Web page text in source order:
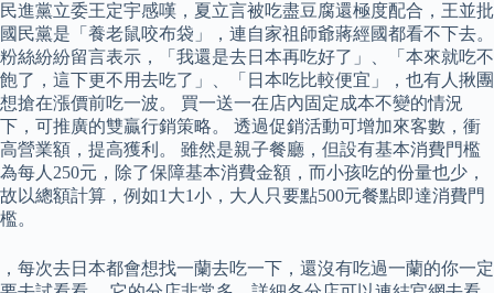
民進黨立委王定宇感嘆，夏立言被吃盡豆腐還極度配合，王並批
國民黨是「養老鼠咬布袋」，連自家祖師爺蔣經國都看不下去。
粉絲紛紛留言表示，「我還是去日本再吃好了」、「本來就吃不
飽了，這下更不用去吃了」、「日本吃比較便宜」，也有人揪團
想搶在漲價前吃一波。 買一送一在店內固定成本不變的情況
下，可推廣的雙贏行銷策略。 透過促銷活動可增加來客數，衝
高營業額，提高獲利。 雖然是親子餐廳，但設有基本消費門檻
為每人250元，除了保障基本消費金額，而小孩吃的份量也少，
故以總額計算，例如1大1小，大人只要點500元餐點即達消費門
檻。
，每次去日本都會想找一蘭去吃一下，還沒有吃過一蘭的你一定